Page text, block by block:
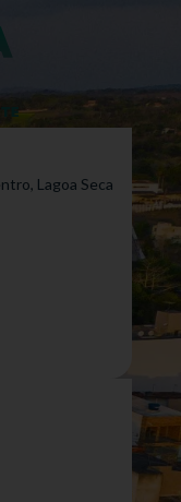
Lagoa Seca